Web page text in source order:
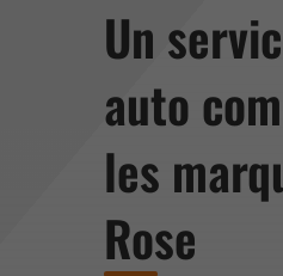
Un
auto
les
Rose